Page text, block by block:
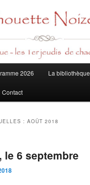
2026 La bibliothèque
Contact
:AOÛT 2018
le 6 septembre